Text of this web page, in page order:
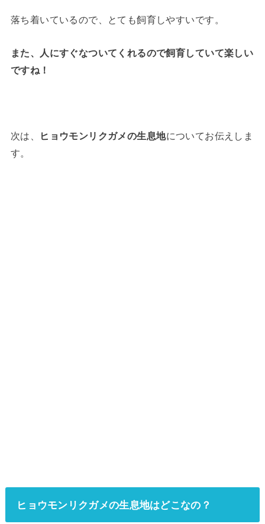
落ち着いているので、とても飼育しやすいです。
また、人にすぐなついてくれるので飼育していて楽しい
ですね！
次は、 ヒョウモンリクガメの生息地についてお伝えしま
す。
ヒョウモンリクガメの生息地はどこなの？